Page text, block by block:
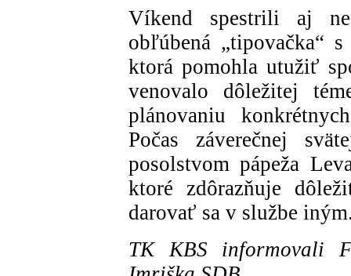
Víkend spestrili aj
obľúbená „tipovačka“
ktorá pomohla utužiť
venovalo dôležitej
plánovaniu
Počas záverečnej
posolstvom pápeža
ktoré zdôrazňuje
darovať sa v službe
TK KBS informovali